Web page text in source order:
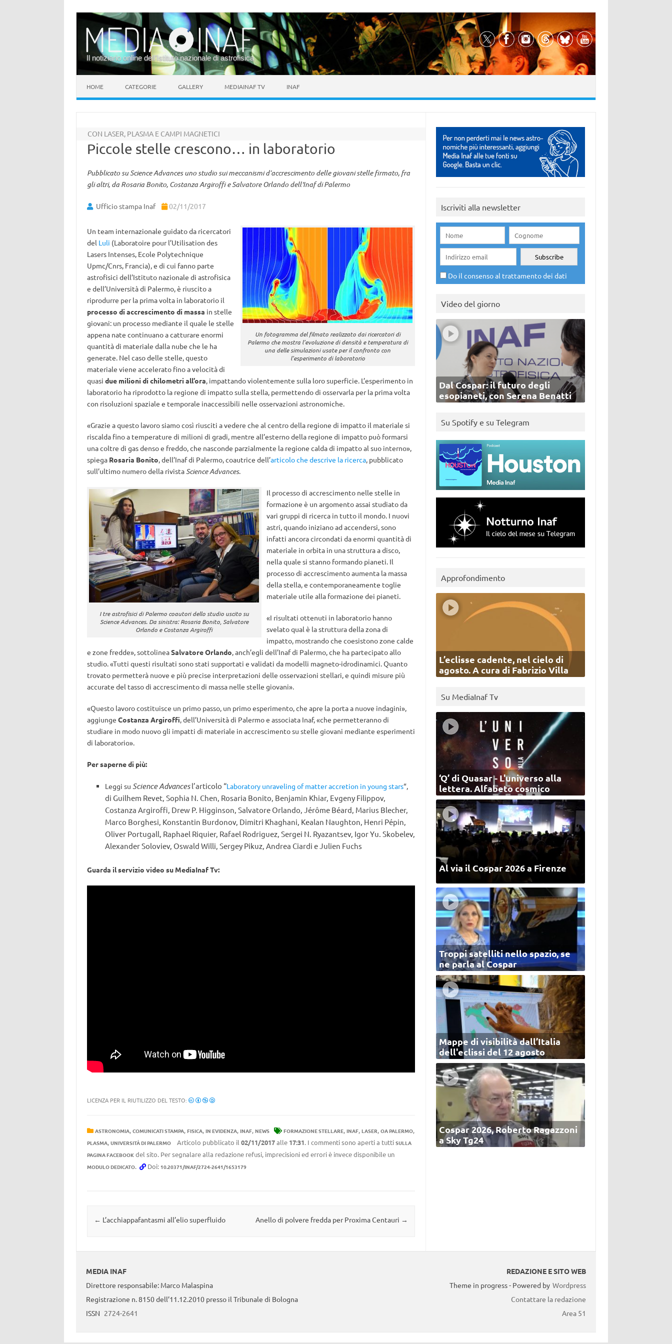
Il notiziario online dell’Istituto nazionale di astrofisica
HOME CATEGORIE GALLERY MEDIAINAF TV INAF
CON LASER, PLASMA E CAMPI MAGNETICI
Piccole stelle crescono… in laboratorio
Pubblicato su Science Advances uno studio sui meccanismi d’accrescimento delle giovani stelle firmato, fra
gli altri, da Rosaria Bonito, Costanza Argiroffi e Salvatore Orlando dell'Inaf di Palermo
Ufficio stampa Inaf 02/11/2017
Un fotogramma del filmato realizzato dai ricercatori di
Palermo che mostra l’evoluzione di densità e temperatura di
una delle simulazioni usate per il confronto con
l’esperimento di laboratorio
Un team internazionale guidato da ricercatori
del Luli (Laboratoire pour l’Utilisation des
Lasers Intenses, Ecole Polytechnique
Upmc/Cnrs, Francia), e di cui fanno parte
astrofisici dell’Istituto nazionale di astrofisica
e dell’Università di Palermo, è riuscito a
riprodurre per la prima volta in laboratorio il
processo di accrescimento di massa in stelle
giovani: un processo mediante il quale le stelle
appena nate continuano a catturare enormi
quantità di materiale dalla nube che le ha
generate. Nel caso delle stelle, questo
materiale viene accelerato fino a velocità di
quasi due milioni di chilometri all’ora, impattando violentemente sulla loro superficie. L’esperimento in
laboratorio ha riprodotto la regione di impatto sulla stella, permettendo di osservarla per la prima volta
con risoluzioni spaziale e temporale inaccessibili nelle osservazioni astronomiche.
«Grazie a questo lavoro siamo così riusciti a vedere che al centro della regione di impatto il materiale si
riscalda fino a temperature di milioni di gradi, mentre all’esterno della regione di impatto può formarsi
una coltre di gas denso e freddo, che nasconde parzialmente la regione calda di impatto al suo interno»,
spiega Rosaria Bonito, dell’Inaf di Palermo, coautrice dell’articolo che descrive la ricerca, pubblicato
sull’ultimo numero della rivistaScience Advances.
I tre astrofisici di Palermo coautori dello studio uscito su
Science Advances. Da sinistra: Rosaria Bonito, Salvatore
Orlando e Costanza Argiroffi
Il processo di accrescimento nelle stelle in
formazione è un argomento assai studiato da
vari gruppi di ricerca in tutto il mondo. I nuovi
astri, quando iniziano ad accendersi, sono
infatti ancora circondati da enormi quantità di
materiale in orbita in una struttura a disco,
nella quale si stanno formando pianeti. Il
processo di accrescimento aumenta la massa
della stella, e contemporaneamente toglie
materiale utile alla formazione dei pianeti.
«I risultati ottenuti in laboratorio hanno
svelato qual è la struttura della zona di
impatto, mostrando che coesistono zone calde
e zone fredde», sottolineaSalvatore Orlando, anch’egli dell’Inaf di Palermo, che ha partecipato allo
studio. «Tutti questi risultati sono stati supportati e validati da modelli magneto-idrodinamici. Quanto
trovato permetterà nuove e più precise interpretazioni delle osservazioni stellari, e quindi misure più
accurate del tasso di accrescimento di massa nelle stelle giovani».
«Questo lavoro costituisce un primo passo, un primo esperimento, che apre la porta a nuove indagini»,
aggiunge Costanza Argiroffi, dell’Università di Palermo e associata Inaf, «che permetteranno di
studiare in modo nuovo gli impatti di materiale in accrescimento su stelle giovani mediante esperimenti
di laboratorio».
Per saperne di più:
Leggi su Science Advancesl’articolo “Laboratory unraveling of matter accretion in young stars“,
di Guilhem Revet, Sophia N. Chen, Rosaria Bonito, Benjamin Khiar, Evgeny Filippov,
Costanza Argiroffi, Drew P. Higginson, Salvatore Orlando, Jérôme Béard, Marius Blecher,
Marco Borghesi, Konstantin Burdonov, Dimitri Khaghani, Kealan Naughton, Henri Pépin,
Oliver Portugall, Raphael Riquier, Rafael Rodriguez, Sergei N. Ryazantsev, Igor Yu. Skobelev,
Alexander Soloviev, Oswald Willi, Sergey Pikuz, Andrea Ciardi e Julien Fuchs
Guarda il servizio video su MediaInaf Tv:
LICENZA PER IL RIUTILIZZO DEL TESTO:
ASTRONOMIA, COMUNICATI STAMPA, FISICA, IN EVIDENZA, INAF, NEWS FORMAZIONE STELLARE, INAF, LASER, OA PALERMO,
PLASMA, UNIVERSITÀ DI PALERMO Articolo pubblicato il 02/11/2017alle 17:31. I commenti sono aperti a tutti SULLA
PAGINA FACEBOOKdel sito. Per segnalare alla redazione refusi, imprecisioni ed errori è invece disponibile un
MODULO DEDICATO. Doi: 10.20371/INAF/2724-2641/1653179
Navigazione articolo
← L’acchiappafantasmi all’elio superfluido Anello di polvere fredda per Proxima Centauri →
Iscriviti alla newsletter
Do il consenso al trattamento dei dati
Video del giorno
Dal Cospar: il futuro degli
esopianeti, con Serena Benatti
Su Spotify e su Telegram
Approfondimento
L’eclisse cadente, nel cielo di
agosto. A cura di Fabrizio Villa
Su MediaInaf Tv
‘Q’ di Quasar - L'universo alla
lettera. Alfabeto cosmico
Al via il Cospar 2026 a Firenze
Troppi satelliti nello spazio, se
ne parla al Cospar
Mappe di visibilità dall’Italia
dell'eclissi del 12 agosto
Cospar 2026, Roberto Ragazzoni
a Sky Tg24
MEDIA INAF
Direttore responsabile: Marco Malaspina
Registrazione n. 8150 dell’11.12.2010 presso il Tribunale di Bologna
ISSN 2724-2641
REDAZIONE E SITO WEB
Theme in progress - Powered by Wordpress
Contattare la redazione
Area 51